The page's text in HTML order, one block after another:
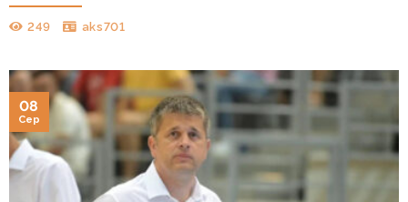
249 aks701
08
Сер